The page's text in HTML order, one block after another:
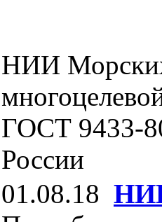
НИИ
ГОСТ 9433-
России
01.08.18